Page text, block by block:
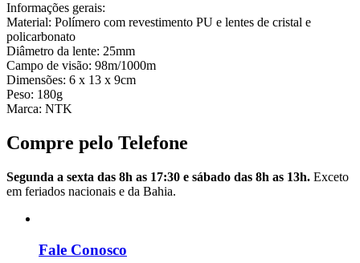
Informações gerais:
Material: Polímero com revestimento PU e lentes de cristal e
policarbonato
Diâmetro da lente: 25mm
Campo de visão: 98m/1000m
Dimensões: 6 x 13 x 9cm
Peso: 180g
Marca: NTK
Compre pelo Telefone
Segunda a sexta das 8h as 17:30 e sábado das 8h as 13h. Exceto
em feriados nacionais e da Bahia.
Fale Conosco